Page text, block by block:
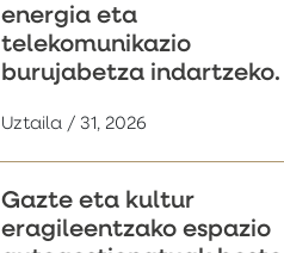
energia eta
telekomunikazio
burujabetza indartzeko.
Uztaila / 31, 2026
Gazte eta kultur
eragileentzako espazio